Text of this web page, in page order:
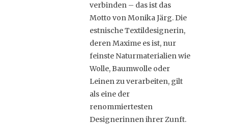
verbinden – das ist das
Motto von Monika Järg. Die
estnische Textildesignerin,
deren Maxime es ist, nur
feinste Naturmaterialien wie
Wolle, Baumwolle oder
Leinen zu verarbeiten, gilt
als eine der
renommiertesten
Designerinnen ihrer Zunft.